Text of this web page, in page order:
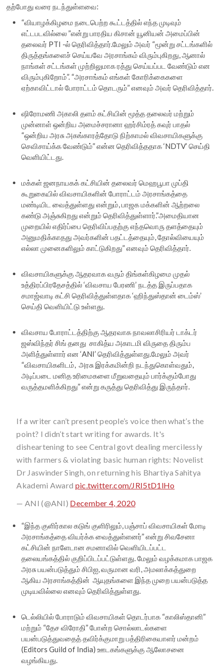
தற்போது வரை நடந்துள்ளவை:
“வியாழக்கிழமை நடைபெற்ற கூட்டத்தில் எந்த முடிவும்
எட்டபடவில்லை ”என்று பாரதிய கிசான் யூனியன் அமைப்பின்
தலைவர் PTI -ல் தெரிவித்தார்.மேலும் அவர் “மூன்று சட்டங்களில்
திருத்தங்களைச் செய்யவே அரசாங்கம் விரும்புகிறது, ஆனால்
நாங்கள் சட்டங்கள் முற்றிலுமாக ரத்து செய்யப்பட வேண்டும் என
விரும்புகிறோம்”. “அரசாங்கம் எங்கள் கோரிக்கைகளை
ஏற்காவிட்டால் போராட்டம் தொடரும்” எனவும் அவர் தெரிவித்தார்.
ஷிரோமணி அகாலி தளம் கட்சியின் மூத்த தலைவர் மற்றும்
முன்னாள் ஒன்றிய அமைச்சரானா ஹர்சிம்ரத் கவுர் பாதல்
“ஒன்றிய அரசு அகங்காரத்தோடு நிற்காமல் விவசாயிகளுக்கு
செவிசாய்க்க வேண்டும்” என்ன தெரிவித்ததாக ‘NDTV’ செய்தி
வெளியிட்டது.
மக்கள் ஜனநாயகக் கட்சியின் தலைவர் மெஹபூபா முப்தி
கூறுகையில் விவசாயிகளின் போராட்டம் அரசாங்கத்தை
மண்டியிட வைத்துள்ளது என்றும், பாஜக மக்களின் ஆற்றலை
கண்டு அஞ்சுகிறது என்றும் தெரிவித்துள்ளார்.”அமைதியான
முறையில் எதிர்ப்பை தெரிவிப்பதற்கு எந்தவொரு தளத்தையும்
அனுமதிக்காதது அவர்களின் பதட்டத்தையும், தோல்வியையும்
எல்லா முனைகளிலும் காட்டுகிறது” எனவும் தெரிவித்தார்.
விவசாயிகளுக்கு ஆதரவாக வரும் திங்கள்கிழமை முதல்
உத்திரப்பிரதேசத்தில் ‘விவசாய பேரணி’ நடத்த இருப்பதாக
சமாஜ்வாடி கட்சி தெரிவித்துள்ளதாக ‘ஹிந்துஸ்தான் டைம்ஸ்’
செய்தி வெளியிட்டு உள்ளது.
விவசாய போராட்டத்திற்கு ஆதரவாக நாவலாசிரியர் டாக்டர்
ஜஸ்விந்தர் சிங் தனது சாகித்ய அகாடமி விருதை திரும்ப
அளித்துள்ளார் என ‘ANI’ தெரிவித்துள்ளது.மேலும் அவர்
“விவசாயிகளிடம், அரசு இரக்கமின்றி நடந்துகொள்வதும்,
அடிப்படை மனித உரிமைகளை மீறுவதையும் பார்க்கும்போது
வருத்தமளிக்கிறது” என்று கருத்து தெரிவித்து இருந்தார்.
If a writer can’t present people’s voice then what’s the
point? I didn’t start writing for awards. It's
disheartening to see Central govt dealing mercilessly
with farmers & violating basic human rights: Novelist
Dr Jaswinder Singh, on returning his Bhartiya Sahitya
Akademi Award pic.twitter.com/JRI5tD1lHo
— ANI (@ANI) December 4, 2020
“இந்த குளிர்கால கடுங் குளிரிலும், பஞ்சாப் விவசாயிகள் மோடி
அரசாங்கத்தை வியர்க்க வைத்துள்ளனர்” என்று சிவசேனா
கட்சியின் நாளேடான சமனாவில் வெளியிடப்பட்ட
தலையங்கத்தில் குறிப்பிடப்பட்டுள்ளது. மேலும் வழக்கமாக பாஜக
அரசு பயன்படுத்தும் சிபிஐ, வருமான வரி, அமலாக்கத்துறை
ஆகிய அரசாங்கத்தின் ஆயுதங்களை இந்த முறை பயன்படுத்த
முடியவில்லை எனவும் தெரிவித்துள்ளது.
டெல்லியில் போராடும் விவசாயிகள் தொடர்பாக “காலிஸ்தானி”
மற்றும் “தேச விரோதி” போன்ற சொல்லாடல்களை
பயன்படுத்துவதைத் தவிர்க்குமாறு பத்திரிகையாளர் மன்றம்
(Editors Guild of India) ஊடகங்களுக்கு ஆலோசனை
வழங்கியது.